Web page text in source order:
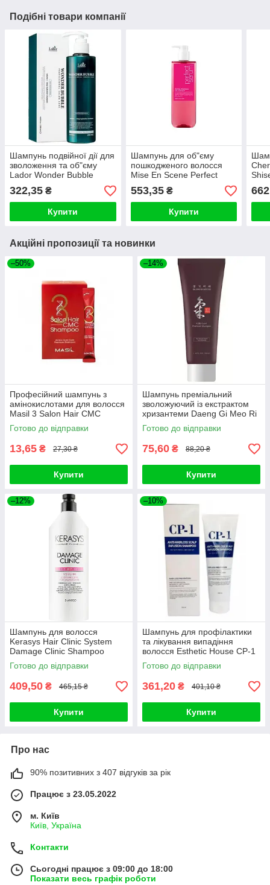
Подібні товари компанії
Шампунь подвійної дії для
зволоження та об"єму
Lador Wonder Bubble
Shampoo (250ml)
322,35 ₴
Купити
Шампунь для об"єму
пошкодженого волосся
Mise En Scene Perfect
Serum Styling Shampoo
680 ml
553,35₴
Купити
Акційні пропозиції та новинки
–50%
Професійний шампунь з
амінокислотами для волосся
Masil 3 Salon Hair CMC
Shampoo (1 шт)
Готово до відправки
13,65 ₴ 27,30 ₴
Купити
–14%
Шампунь преміальний
зволожуючий із екстрактом
хризантеми Daeng Gi Meo Ri
Ki Gold Shampoo 50ml
Готово до відправки
75,60 ₴ 88,20 ₴
Купити
–12%
Шампунь для волосся
Kerasys Hair Clinic System
Damage Clinic Shampoo
600ml
Готово до відправки
409,50 ₴ 465,15 ₴
Купити
–10%
Шампунь для профілактики
та лікування випадіння
волосся Esthetic House CP-1
Anti-Hair Loss Scalp
Готово до відправки
361,20 ₴ 401,10 ₴
Купити
Про нас
90% позитивних з 407 відгуків за рік
Працює з 23.05.2022
м. Київ
Київ, Україна
Контакти
Сьогодні працює з 09:00 до 18:00
Показати весь графік роботи